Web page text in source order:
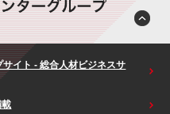
イト - 総合人材ビジネスサ